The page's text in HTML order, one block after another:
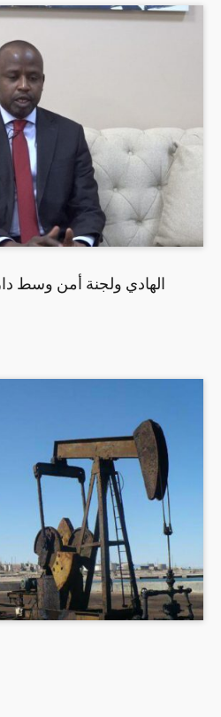
الهادي ولجنة أمن وسط